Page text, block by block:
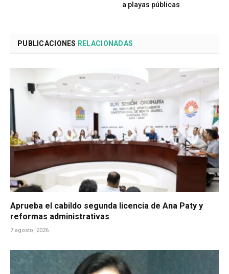
a playas públicas
PUBLICACIONES RELACIONADAS
Aprueba el cabildo segunda licencia de Ana Paty y
reformas administrativas
7 agosto, 2026